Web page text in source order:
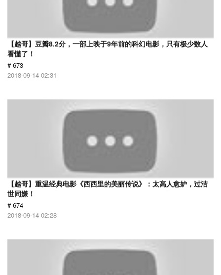
【越哥】豆瓣8.2分，一部上映于9年前的科幻电影，只有极少数人
看懂了！
# 673
2018-09-14 02:31
【越哥】重温经典电影《西西里的美丽传说》：太高人愈妒，过洁
世同嫌！
# 674
2018-09-14 02:28